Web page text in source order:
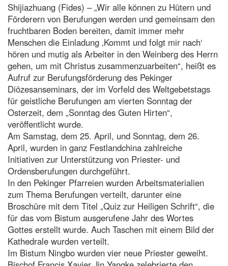
Shijiazhuang (Fides) – „Wir alle können zu Hütern und
Förderern von Berufungen werden und gemeinsam den
fruchtbaren Boden bereiten, damit immer mehr
Menschen die Einladung ‚Kommt und folgt mir nach‘
hören und mutig als Arbeiter in den Weinberg des Herrn
gehen, um mit Christus zusammenzuarbeiten“, heißt es
Aufruf zur Berufungsförderung des Pekinger
Diözesanseminars, der im Vorfeld des Weltgebetstags
für geistliche Berufungen am vierten Sonntag der
Osterzeit, dem „Sonntag des Guten Hirten“,
veröffentlicht wurde.
Am Samstag, dem 25. April, und Sonntag, dem 26.
April, wurden in ganz Festlandchina zahlreiche
Initiativen zur Unterstützung von Priester- und
Ordensberufungen durchgeführt.
In den Pekinger Pfarreien wurden Arbeitsmaterialien
zum Thema Berufungen verteilt, darunter eine
Broschüre mit dem Titel „Quiz zur Heiligen Schrift“, die
für das vom Bistum ausgerufene Jahr des Wortes
Gottes erstellt wurde. Auch Taschen mit einem Bild der
Kathedrale wurden verteilt.
Im Bistum Ningbo wurden vier neue Priester geweiht.